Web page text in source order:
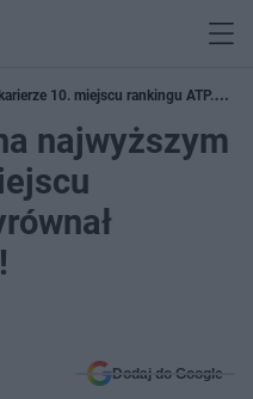
10. miejscu rankingu ATP.
najwyższym
Dodaj do Google